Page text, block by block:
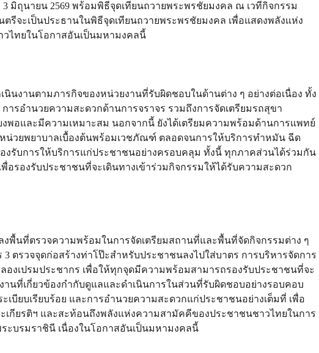
มิถุนายน 2569 พร้อมพิธีจุดเทียนถวายพระพรชัยมงคล ณ เวทีกิจกรรม
ตรีจะเป็นประธานในพิธีจุดเทียนถวายพระพรชัยมงคล เพื่อแสดงพลังแห่ง
ไทยในโอกาสอันเป็นมหามงคลนี้
นงานตามภารกิจของหน่วยงานที่รับผิดชอบในด้านต่าง ๆ อย่างต่อเนื่อง ทั้ง
รอำนวยความสะดวกด้านการจราจร รวมถึงการจัดเตรียมรถสุขา
พอและมีความเหมาะสม นอกจากนี้ ยังได้เตรียมความพร้อมด้านการแพทย์
วยพยาบาลเบื้องต้นพร้อมเวชภัณฑ์ ตลอดจนการให้บริการทำหมัน ฉีด
รับการให้บริการแก่ประชาชนอย่างครอบคลุม ทั้งนี้ ทุกภาคส่วนได้ร่วมกัน
อรองรับประชาชนที่จะเดินทางเข้าร่วมกิจกรรมให้ได้รับความสะดวก
พื้นที่ตรวจความพร้อมในการจัดเตรียมสถานที่และพื้นที่จัดกิจกรรมต่าง ๆ
ตรวจจุดก่อสร้างท่าโป๊ะสำหรับประชาชนลงไปใส่บาตร การบริหารจัดการ
องเปรมประชากร เพื่อให้ทุกจุดมีความพร้อมสามารถรองรับประชาชนที่จะ
านที่เกี่ยวข้องกำกับดูแลและดำเนินการในส่วนที่รับผิดชอบอย่างรอบคอบ
บียบเรียบร้อย และการอำนวยความสะดวกแก่ประชาชนอย่างเต็มที่ เพื่อ
เกียรติฯ และสะท้อนถึงพลังแห่งความสามัคคีของประชาชนชาวไทยในการ
ะบรมราชินี เนื่องในโอกาสอันเป็นมหามงคลนี้